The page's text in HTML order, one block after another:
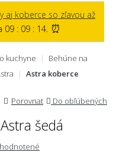
aj koberce so zľavou až
09 : 09 : 13. ⏰
kuchyne
Behúne na
Astra koberce
Porovnat Do obľúbených
šedá